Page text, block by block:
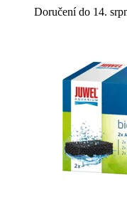
Doručení do 14.